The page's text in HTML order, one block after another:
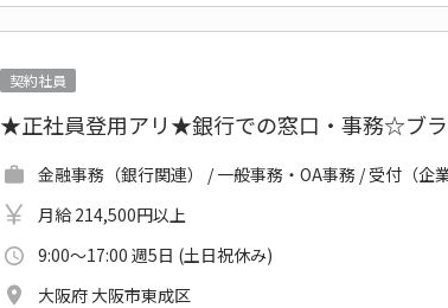
契約社員
★正社員登用アリ★銀行での窓口・事務☆ブラ
金融事務（銀行関連） / 一般事務・OA事務 / 受付（企業
月給 214,500円以上
9:00～17:00 週5日 (土日祝休み)
大阪府 大阪市東成区